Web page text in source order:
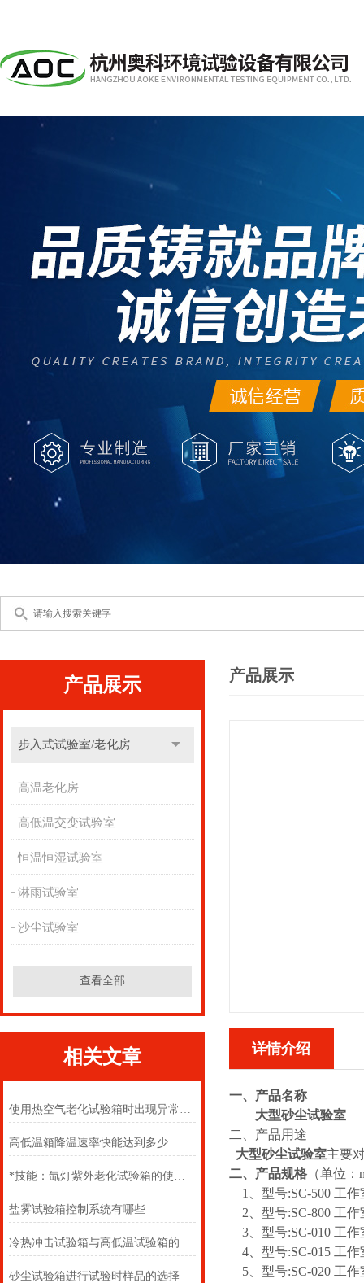
产品展示
步入式试验室/老化房
高温老化房
高低温交变试验室
恒温恒湿试验室
淋雨试验室
沙尘试验室
查看全部
相关文章
使用热空气老化试验箱时出现异常情况的处理措施
高低温箱降温速率快能达到多少
*技能：氙灯紫外老化试验箱的使用事项及安装场所
盐雾试验箱控制系统有哪些
冷热冲击试验箱与高低温试验箱的区别
砂尘试验箱进行试验时样品的选择
产品展示
详情介绍
一、产品名称
大型砂尘试验室
二、产品用途
大型砂尘试验室主要
二、产品规格 （单位：
1、型号:SC-500
2、型号:SC-800 工
3、型号:SC-010 工
4、型号:SC-015 工
5、型号:SC-020 工